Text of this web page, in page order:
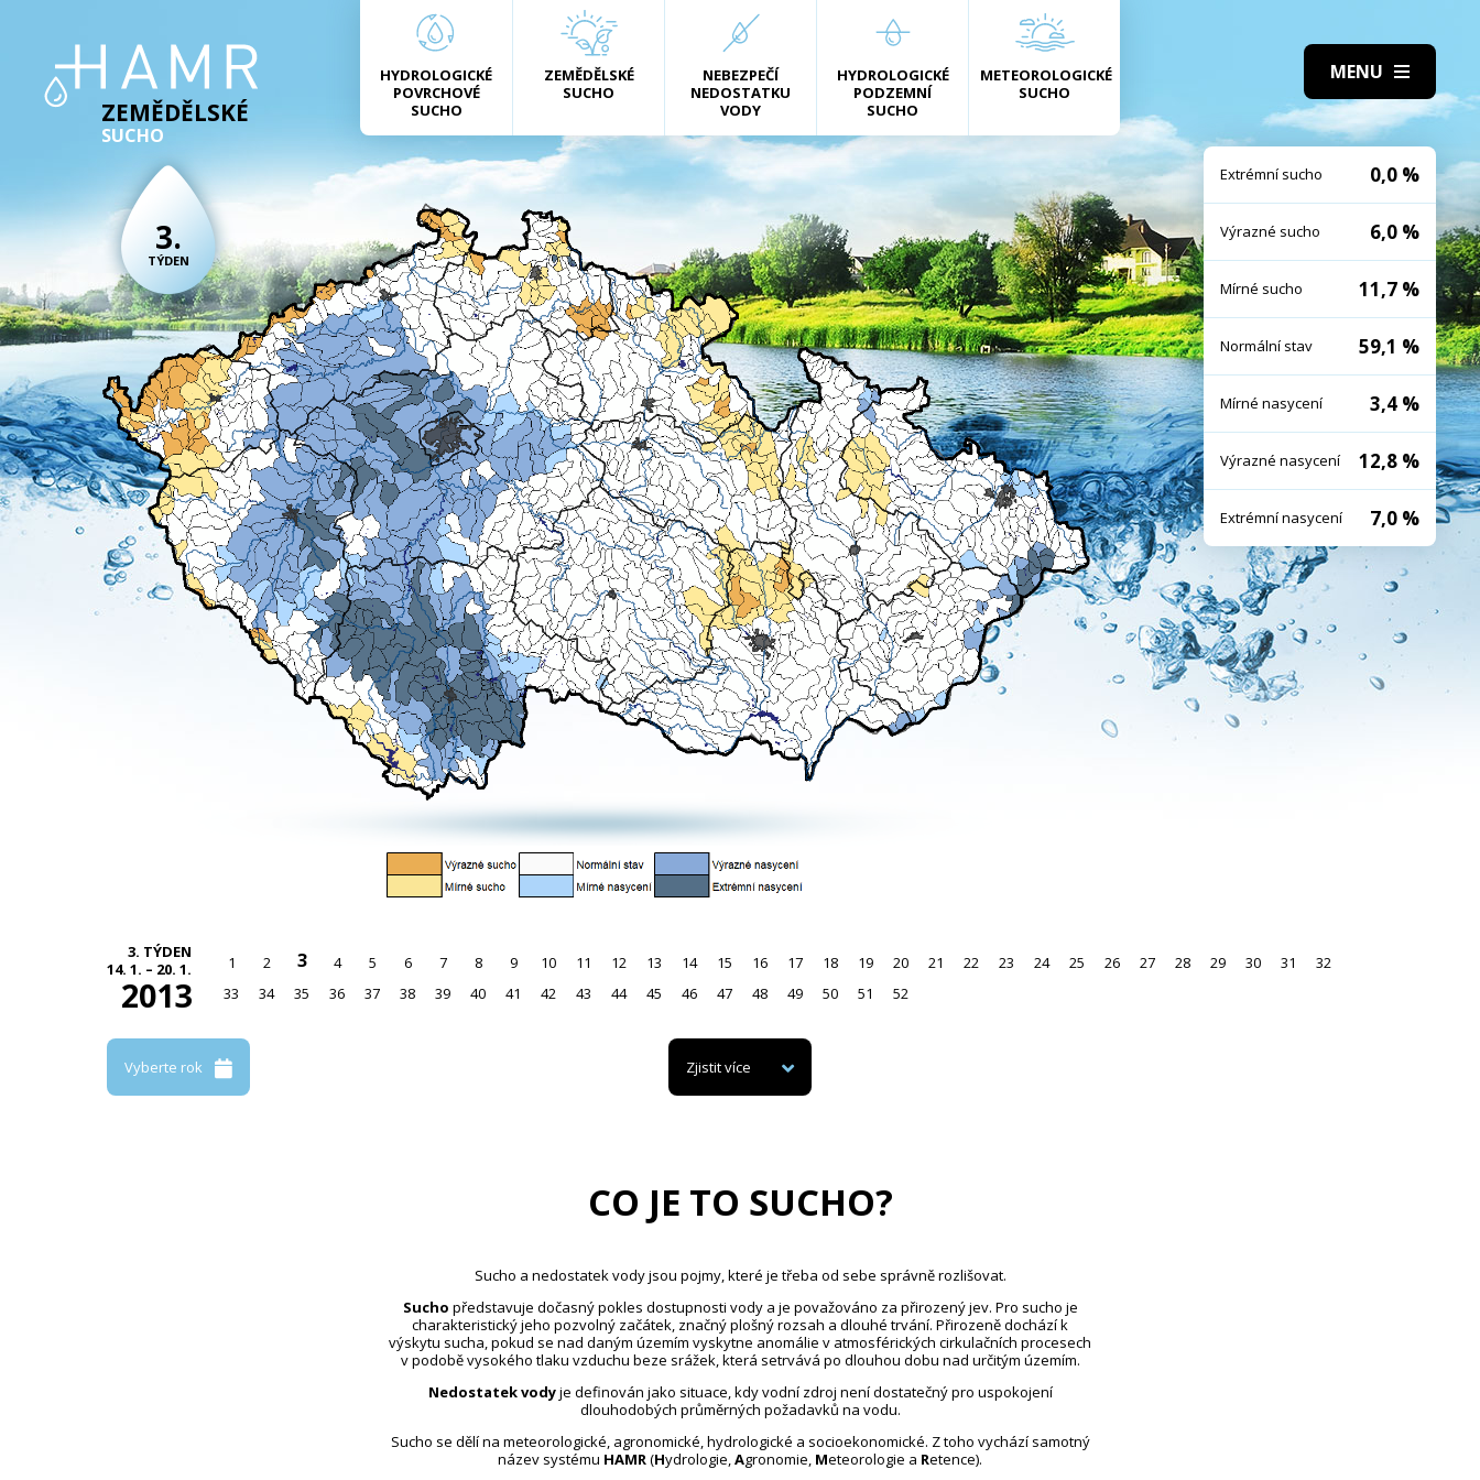
HYDROLOGICKÉ
POVRCHOVÉ
SUCHO
ZEMĚDĚLSKÉ
SUCHO
NEBEZPEČÍ
NEDOSTATKU
VODY
HYDROLOGICKÉ
PODZEMNÍ
SUCHO
METEOROLOGICKÉ
SUCHO
ZEMĚDĚLSKÉ
SUCHO
3.
TÝDEN
3. TÝDEN
14. 1. – 20. 1.
2013
1 2 3 4 5 6 7 8 9 10 11 12 13 14 15 16 17 18 19 20 21 22 23 24 25 26 27 28 29 30 31
32
33
34 35 36 37 38 39 40 41 42 43 44 45 46 47 48 49 50 51 52
Extrémní sucho 0,0 %
Výrazné sucho 6,0 %
Mírné sucho 11,7 %
Normální stav 59,1 %
Mírné nasycení 3,4 %
Výrazné nasycení 12,8 %
Extrémní nasycení 7,0 %
Vyberte rok Zjistit více
CO JE TO SUCHO?
Sucho a nedostatek vody jsou pojmy, které je třeba od sebe správně rozlišovat.
Sucho představuje dočasný pokles dostupnosti vody a je považováno za přirozený jev. Pro sucho je
charakteristický jeho pozvolný začátek, značný plošný rozsah a dlouhé trvání. Přirozeně dochází k
výskytu sucha, pokud se nad daným územím vyskytne anomálie v atmosférických cirkulačních procesech
v podobě vysokého tlaku vzduchu beze srážek, která setrvává po dlouhou dobu nad určitým územím.
Nedostatek vodyje definován jako situace, kdy vodní zdroj není dostatečný pro uspokojení
dlouhodobých průměrných požadavků na vodu.
Sucho se dělí na meteorologické, agronomické, hydrologické a socioekonomické. Z toho vychází samotný
název systému HAMR(Hydrologie,Agronomie, Meteorologie a Retence).